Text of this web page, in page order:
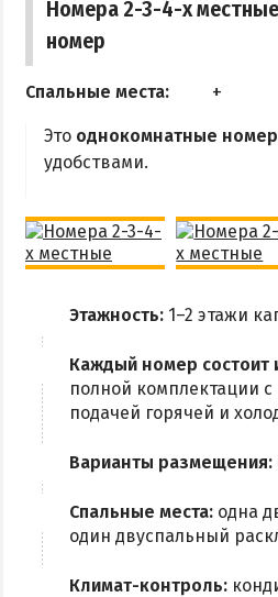
ПИТАНИЕ
РАЗВЛЕЧЕНИЯ
Аквапарк
Дельфинарий
Зоопарк
Рыбалка
Приморская площадь
Бердянские маяки
ЭКСКУРСИИ И МАРШРУТЫ
Острова Дзендзик
Приазовский природный парк
Номера 2-3-4-х
номер
Спальные места:
Это однокомнатные
удобствами.
Этажность: 1–2 этажи
Каждый номер состоит
полной комплектации с
подачей горячей и
Варианты размещения:
Спальные места: одна
один двуспальный
Климат-контроль: